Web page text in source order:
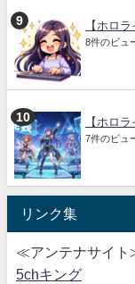
【ホロ
8件のビュ
【ホロ
7件のビュ
リンク集
≪アンテナサイ
5chキング